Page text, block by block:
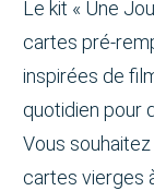
Le kit « Une
cartes pré-
inspirées de
quotidien pour
Vous
cartes vierges